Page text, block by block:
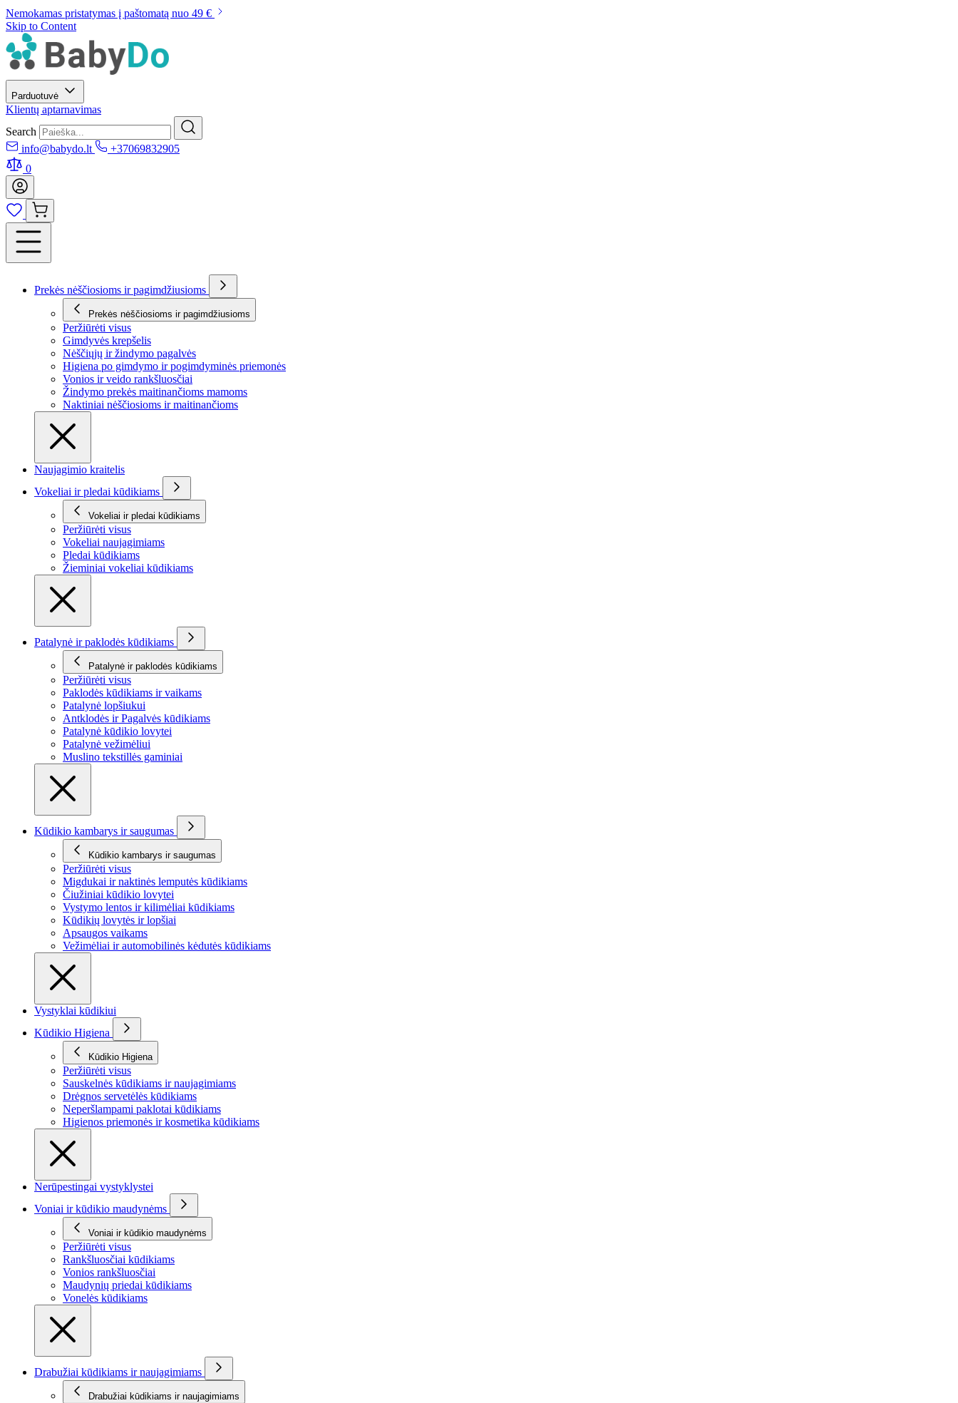
Nemokamas pristatymas į paštomatą nuo 49 €
Skip to Content
Parduotuvė
Klientų aptarnavimas
Search
info@babydo.lt
+37069832905
0
Prekės nėščiosioms ir pagimdžiusioms
Prekės nėščiosioms ir pagimdžiusioms
Peržiūrėti visus
Gimdyvės krepšelis
Nėščiųjų ir žindymo pagalvės
Higiena po gimdymo ir pogimdyminės priemonės
Vonios ir veido rankšluosčiai
Žindymo prekės maitinančioms mamoms
Naktiniai nėščiosioms ir maitinančioms
Naujagimio kraitelis
Vokeliai ir pledai kūdikiams
Vokeliai ir pledai kūdikiams
Peržiūrėti visus
Vokeliai naujagimiams
Pledai kūdikiams
Žieminiai vokeliai kūdikiams
Patalynė ir paklodės kūdikiams
Patalynė ir paklodės kūdikiams
Peržiūrėti visus
Paklodės kūdikiams ir vaikams
Patalynė lopšiukui
Antklodės ir Pagalvės kūdikiams
Patalynė kūdikio lovytei
Patalynė vežimėliui
Muslino tekstillės gaminiai
Kūdikio kambarys ir saugumas
Kūdikio kambarys ir saugumas
Peržiūrėti visus
Migdukai ir naktinės lemputės kūdikiams
Čiužiniai kūdikio lovytei
Vystymo lentos ir kilimėliai kūdikiams
Kūdikių lovytės ir lopšiai
Apsaugos vaikams
Vežimėliai ir automobilinės kėdutės kūdikiams
Vystyklai kūdikiui
Kūdikio Higiena
Kūdikio Higiena
Peržiūrėti visus
Sauskelnės kūdikiams ir naujagimiams
Drėgnos servetėlės kūdikiams
Neperšlampami paklotai kūdikiams
Higienos priemonės ir kosmetika kūdikiams
Nerūpestingai vystyklystei
Voniai ir kūdikio maudynėms
Voniai ir kūdikio maudynėms
Peržiūrėti visus
Rankšluosčiai kūdikiams
Vonios rankšluosčiai
Maudynių priedai kūdikiams
Vonelės kūdikiams
Drabužiai kūdikiams ir naujagimiams
Drabužiai kūdikiams ir naujagimiams